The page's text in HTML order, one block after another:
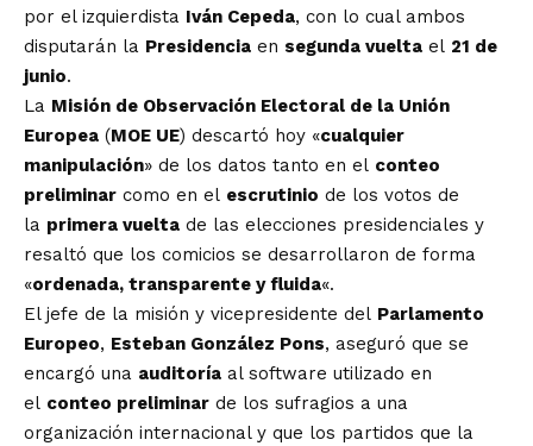
por el izquierdista Iván Cepeda, con lo cual ambos
disputarán la Presidencia en segunda vuelta el 21 de
junio.
La Misión de Observación Electoral de la Unión
Europea (MOE UE) descartó hoy «cualquier
manipulación» de los datos tanto en el conteo
preliminar como en el escrutinio de los votos de
la primera vuelta de las elecciones presidenciales y
resaltó que los comicios se desarrollaron de forma
«ordenada, transparente y fluida«.
El jefe de la misión y vicepresidente del Parlamento
Europeo, Esteban González Pons, aseguró que se
encargó una auditoría al software utilizado en
el conteo preliminar de los sufragios a una
organización internacional y que los partidos que la